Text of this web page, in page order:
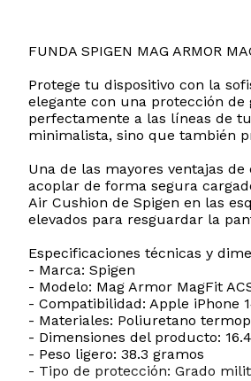
FUNDA SPIGEN MAG ARMOR
Protege tu dispositivo con la
elegante con una protección
perfectamente a las líneas de
minimalista, sino que también
Una de las mayores ventajas
acoplar de forma segura
Air Cushion de Spigen en las
elevados para resguardar la
Especificaciones técnicas y
- Marca: Spigen
- Modelo: Mag Armor MagFit
- Compatibilidad: Apple iPhone
- Materiales: Poliuretano
- Dimensiones del producto:
- Peso ligero: 38.3 gramos
- Tipo de protección: Grado